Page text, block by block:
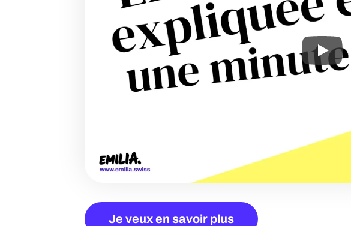
Je veux en savoir plus